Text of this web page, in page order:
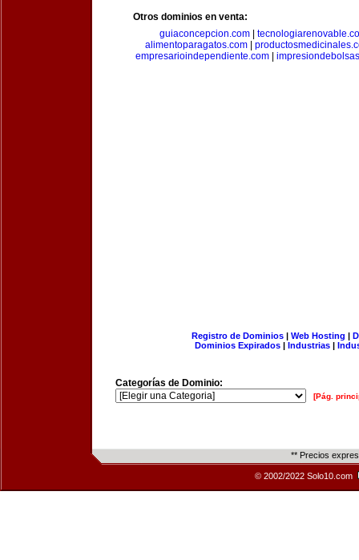
Otros dominios en venta:
guiaconcepcion.com|
alimentoparagatos.com
empresarioindependiente.com
Registro de Dominios| Web Hosting |
Dominios Expirados | Industrias |
Categorías de Dominio:
[Pág.
** Precios
© 2002/2022 Solo10.com